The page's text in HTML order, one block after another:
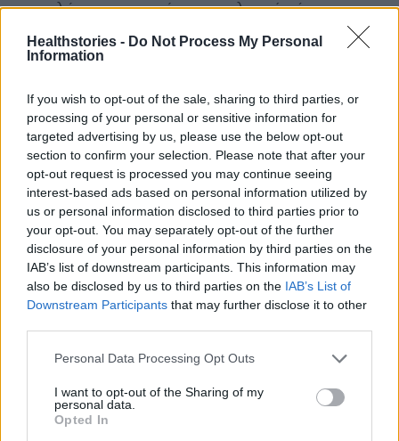
Healthstories - Do Not Process My Personal
Information
If you wish to opt-out of the sale, sharing to third parties, or
processing of your personal or sensitive information for
targeted advertising by us, please use the below opt-out
section to confirm your selection. Please note that after your
opt-out request is processed you may continue seeing
interest-based ads based on personal information utilized by
us or personal information disclosed to third parties prior to
your opt-out. You may separately opt-out of the further
disclosure of your personal information by third parties on the
IAB’s list of downstream participants. This information may
also be disclosed by us to third parties on the IAB’s List of
Downstream Participants that may further disclose it to other
Personal Data Processing Opt Outs
I want to opt-out of the Sharing of my
personal data.
Opted In
μεγαλύτερα προγράμματα κλινικής έρευνας
στην Ελλάδα».
Με περισσότερα από 60 χρόνια αδιάλειπτης
παρουσίας στην Ελλάδα και με ένα
χαρτοφυλάκιο καινοτόμων θεραπειών στην
ανοσο-ογκολογία, την αιματολογία, την
ανοσολογία και την καρδιολογία, η Bristol
Myers Squibb συνεχίζει να επενδύει στην
έρευνα, την καινοτομία και την πρόσβαση των
ασθενών, παραμένοντας στρατηγικός εταίρος
για την υλοποίηση μιας φαρμακευτικής
πολιτικής που υπηρετεί τον ασθενή και τη
δημόσια υγεία.
Διαβάστε επίσης